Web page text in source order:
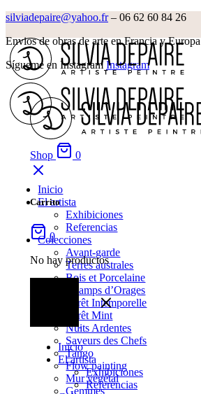
silviadepaire@yahoo.fr– 06 62 60 84 26‬
Envios de obras de arte en Francia y Europa
Sígueme en Instagram Instagram
Inicio
El artista
Exhibiciones
Referencias
Colecciones
Avant-garde
Terres australes
Bois et Porcelaine
Champs d’Orages
Forêt Intemporelle
Forêt Mint
Nuits Ardentes
Saveurs des Chefs
Tango
Flow painting
Mur végétal
Gemmes
Shop 0
Carrito
0
No hay productos
Inicio
El artista
Exhibiciones
Referencias